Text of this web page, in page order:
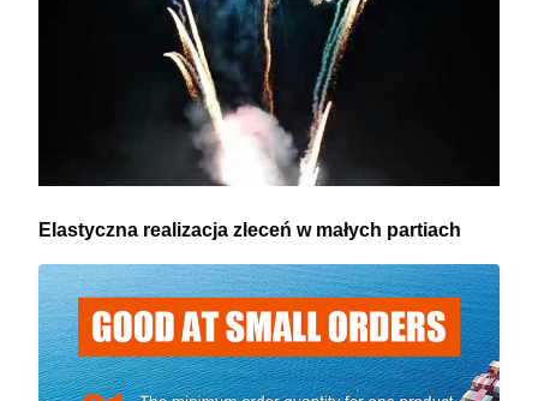
Elastyczna realizacja zleceń w małych partiach